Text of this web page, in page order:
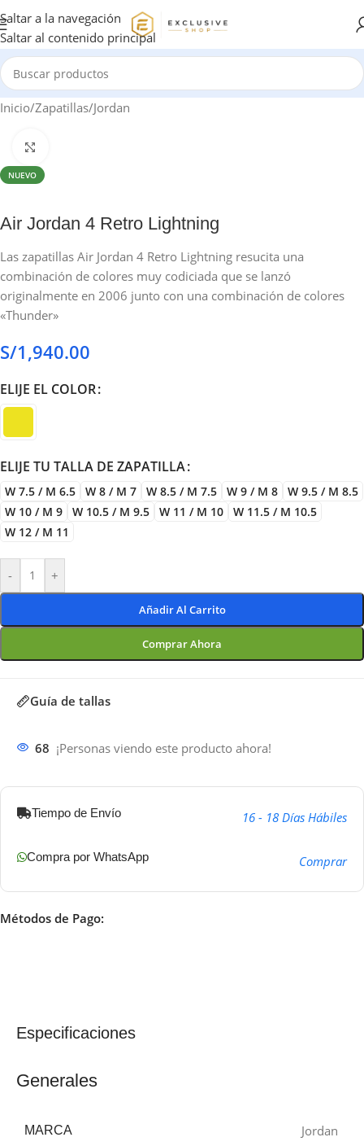
Saltar a la navegación
Saltar al contenido principal
Inicio/Zapatillas/Jordan
NUEVO
Air Jordan 4 Retro Lightning
Las zapatillas Air Jordan 4 Retro Lightning resucita una
combinación de colores muy codiciada que se lanzó
originalmente en 2006 junto con una combinación de colores
«Thunder»
S/1,940.00
ELIJE EL COLOR
ELIJE TU TALLA DE ZAPATILLA
W 7.5 / M 6.5 W 8 / M 7 W 8.5 / M 7.5 W 9 / M 8
W 9.5 / M 8.5
W 10 / M 9
W 10.5 / M 9.5 W 11 / M 10
W 11.5 / M 10.5
W 12 / M 11
- +
Añadir Al Carrito
Comprar Ahora
Guía de tallas
68 ¡Personas viendo este producto ahora!
Tiempo de Envío 16 - 18 Días Hábiles
Compra por WhatsApp Comprar
Métodos de Pago:
Especificaciones
Generales
MARCA Jordan